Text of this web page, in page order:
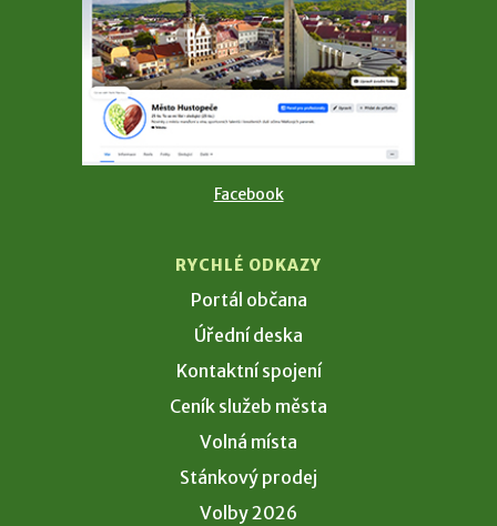
Facebook
RYCHLÉ ODKAZY
Portál občana
Úřední deska
Kontaktní spojení
Ceník služeb města
Volná místa
Stánkový prodej
Volby 2026